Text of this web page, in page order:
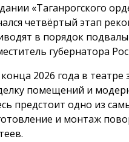
«Таганрогского
четвёртый этап
в порядок
губернатора
2026 года в театре
помещений и
предстоит одно из
и монтаж